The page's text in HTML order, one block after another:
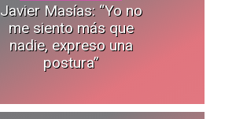
Javier Masías: “Yo no
me siento más que
nadie, expreso una
postura”